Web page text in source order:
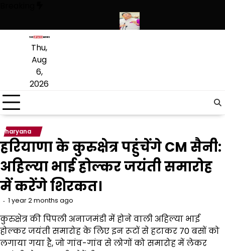
content
Thu,
Aug
6,
2026
haryana
हरियाणा के कुरुक्षेत्र पहुंचेंगे CM सैनी:
अहिल्या भाई होल्कर जयंती समारोह
में करेंगे शिरकत।
1 year 2 months ago
कुरुक्षेत्र की पिपली अनाजमंडी में होने वाली अहिल्या भाई
होल्कर जयंती समारोह के लिए इन रूटों से हटाकर 70 बसों को
लगाया गया है, जो गांव-गांव से लोगों को समारोह में लेकर